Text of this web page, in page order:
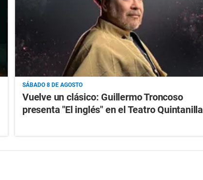
SÁBADO 8 DE AGOSTO
Vuelve un clásico: Guillermo Troncoso
presenta "El inglés" en el Teatro Quintanilla